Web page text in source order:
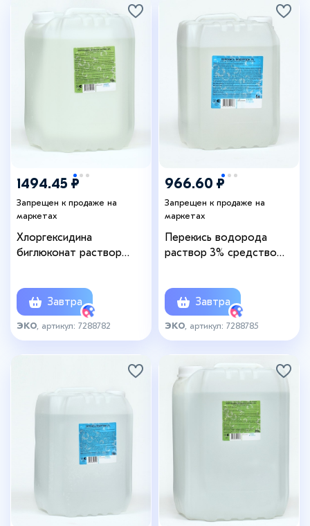
1494.45 ₽
Запрещен к продаже на
маркетах
Хлоргексидина
биглюконат раствор
Завтра
ЭКО , артикул: 7288782
966.60 ₽
Запрещен к продаже на
маркетах
Перекись водорода
раствор 3% средство
Завтра
ЭКО , артикул: 7288785